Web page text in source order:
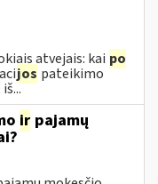
atvejais: kai po
jos pateikimo
ir pajamų